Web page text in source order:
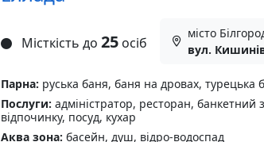
Місткість до 25осіб
місто
вул.
Парна: руська баня, баня на дровах, турецька
Послуги: адміністратор, ресторан,
відпочинку, посуд, кухар
Аква зона: басейн, душ, відро-водоспад